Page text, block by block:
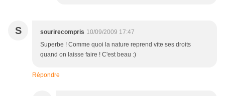
S sourirecompris 10/09/2009 17:47
Superbe ! Comme quoi la nature reprend vite ses droits
quand on laisse faire ! C'est beau :)
Répondre